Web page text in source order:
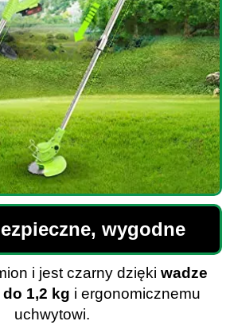
wygodne
i jest czarny dzięki wadze
1,2 kg i ergonomicznemu
uchwytowi.